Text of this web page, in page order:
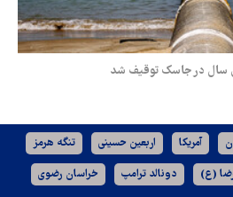
سال در جاسک توقیف شد
آمریکا اربعین حسینی تنگه هرمز
(ع) دونالد ترامپ خراسان رضوی